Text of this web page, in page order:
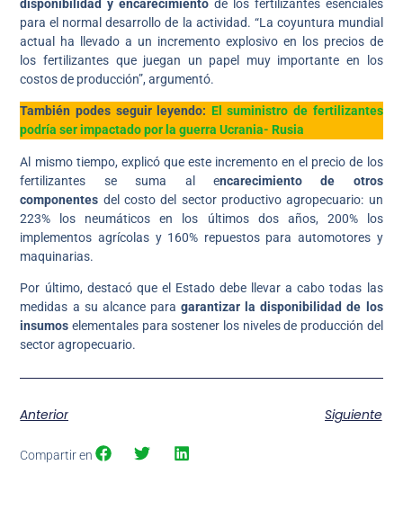
disponibilidad y encarecimiento de los fertilizantes esenciales
para el normal desarrollo de la actividad. “La coyuntura mundial
actual ha llevado a un incremento explosivo en los precios de
los fertilizantes que juegan un papel muy importante en los
costos de producción”, argumentó.
También podes seguir leyendo: El suministro de fertilizantes
podría ser impactado por la guerra Ucrania- Rusia
Al mismo tiempo, explicó que este incremento en el precio de los
fertilizantes se suma al encarecimiento de otros
componentes del costo del sector productivo agropecuario: un
223% los neumáticos en los últimos dos años, 200% los
implementos agrícolas y 160% repuestos para automotores y
maquinarias.
Por último, destacó que el Estado debe llevar a cabo todas las
medidas a su alcance para garantizar la disponibilidad de los
insumos elementales para sostener los niveles de producción del
sector agropecuario.
Anterior Siguiente
Compartir en